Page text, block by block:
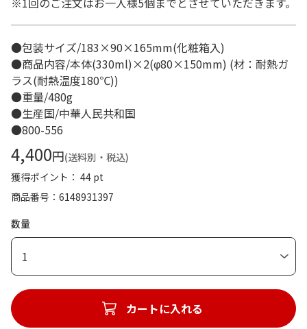
●包装サイズ/183×90×165mm(化粧箱入)
●商品内容/本体(330ml)×2(φ80×150mm) (材：耐熱ガ
ラス(耐熱温度180℃))
●重量/480g
●生産国/中華人民共和国
●800-556
4,400円(送料別・税込)
獲得ポイント： 44 pt
商品番号
6148931397
数量
1
カートに入れる